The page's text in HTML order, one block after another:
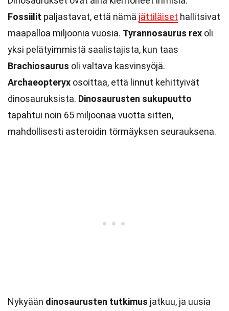
Fossiilit paljastavat, että nämä jättiläiset hallitsivat
maapalloa miljoonia vuosia. Tyrannosaurus rex oli
yksi pelätyimmistä saalistajista, kun taas
Brachiosaurus oli valtava kasvinsyöjä.
Archaeopteryx osoittaa, että linnut kehittyivät
dinosauruksista. Dinosaurusten sukupuutto
tapahtui noin 65 miljoonaa vuotta sitten,
mahdollisesti asteroidin törmäyksen seurauksena.
Nykyään dinosaurusten tutkimus jatkuu, ja uusia